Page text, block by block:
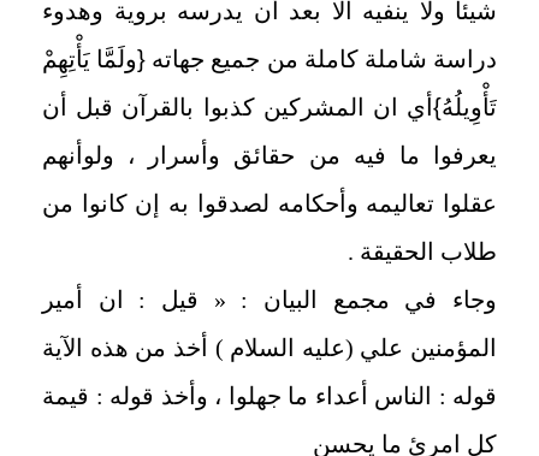
شيئا ولا ينفيه الا بعد أن يدرسه بروية وهدوء
دراسة شاملة كاملة من جميع جهاته {ولَمَّا يَأْتِهِمْ
تَأْوِيلُهُ} أي ان المشركين كذبوا بالقرآن قبل أن
يعرفوا ما فيه من حقائق وأسرار ، ولوأنهم
عقلوا تعاليمه وأحكامه لصدقوا به إن كانوا من
طلاب الحقيقة .
وجاء في مجمع البيان : « قيل : ان أمير
المؤمنين علي (عليه السلام ) أخذ من هذه الآية
قوله : الناس أعداء ما جهلوا ، وأخذ قوله : قيمة
كل امرئ ما يحسن